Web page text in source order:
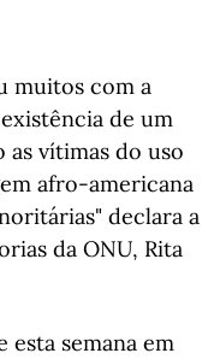
muitos com a
de um
vítimas do uso
afro-americana
declara a
da ONU, Rita
semana em